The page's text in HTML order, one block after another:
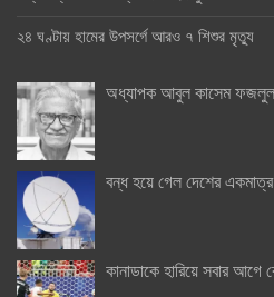
২৪ ঘণ্টায় হামের উপসর্গে আরও ৭ শিশুর মৃত্যু
অধ্যাপক আবুল কাসেম ফজলুল
বন্ধ হয়ে গেল দেশের
কানাডাকে হারিয়ে সবার আগে